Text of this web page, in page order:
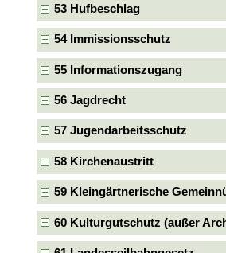
53 Hufbeschlag
54 Immissionsschutz
55 Informationszugang
56 Jagdrecht
57 Jugendarbeitsschutz
58 Kirchenaustritt
59 Kleingärtnerische
60 Kulturgutschutz (außer